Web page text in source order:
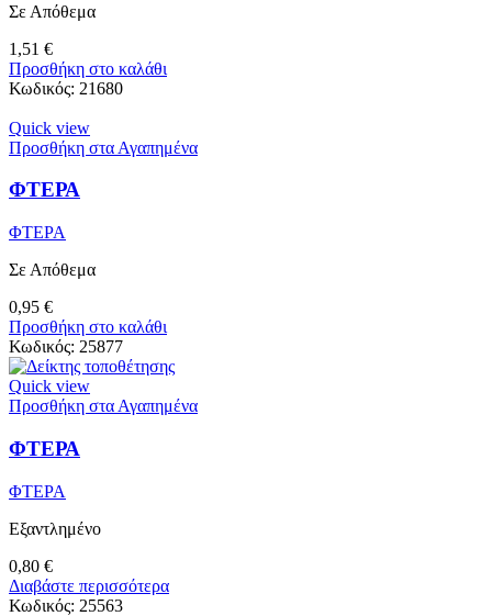
Σε Απόθεμα
1,51 €
Προσθήκη στο καλάθι
Κωδικός: 21680
Quick view
Προσθήκη στα Αγαπημένα
ΦΤΕΡΑ
ΦΤΕΡΑ
Σε Απόθεμα
0,95 €
Προσθήκη στο καλάθι
Κωδικός: 25877
Quick view
Προσθήκη στα Αγαπημένα
ΦΤΕΡΑ
ΦΤΕΡΑ
Εξαντλημένο
0,80 €
Διαβάστε περισσότερα
Κωδικός: 25563